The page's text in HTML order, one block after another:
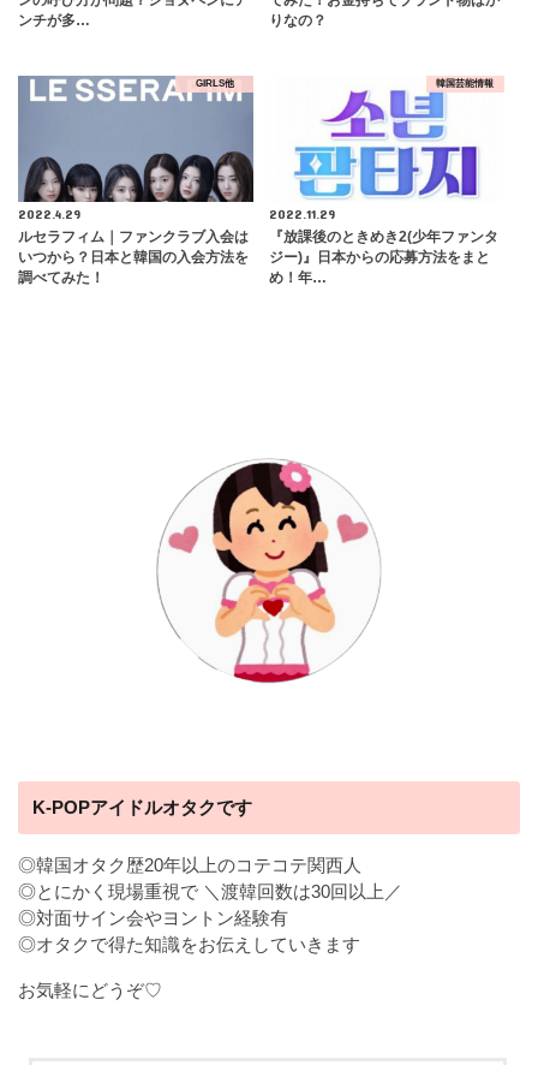
ンチが多…
りなの？
GIRLS他
2022.4.29
ルセラフィム｜ファンクラブ入会は
いつから？日本と韓国の入会方法を
調べてみた！
韓国芸能情報
2022.11.29
『放課後のときめき2(少年ファンタ
ジー)』日本からの応募方法をまと
め！年…
K-POPアイドルオタクです
◎韓国オタク歴20年以上のコテコテ関西人
◎とにかく現場重視で ＼渡韓回数は30回以上／
◎対面サイン会やヨントン経験有
◎オタクで得た知識をお伝えしていきます
お気軽にどうぞ♡